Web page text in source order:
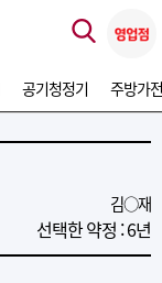
공기청정기 주방가전
김○재
선택한 약정 : 6년